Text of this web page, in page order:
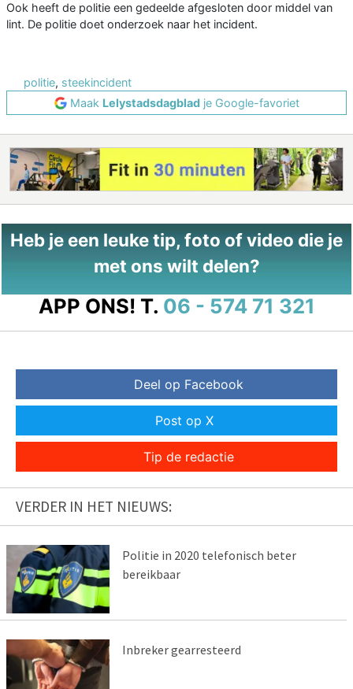
Ook heeft de politie een gedeelde afgesloten door middel van
lint. De politie doet onderzoek naar het incident.
politie, steekincident
Maak Lelystadsdagbladje Google-favoriet
Heb je een leuke tip, foto of video die je
met ons wilt delen?
APP ONS! T. 06 - 574 71 321
Deel op Facebook
Post op X
Tip de redactie
VERDER IN HET NIEUWS:
Politie in 2020 telefonisch beter
bereikbaar
Inbreker gearresteerd